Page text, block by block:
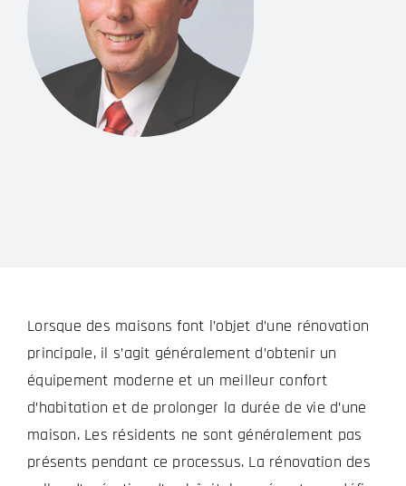
Lorsque des maisons font l’objet d’une rénovation
principale, il s’agit généralement d’obtenir un
équipement moderne et un meilleur confort
d’habitation et de prolonger la durée de vie d’une
maison. Les résidents ne sont généralement pas
présents pendant ce processus. La rénovation des